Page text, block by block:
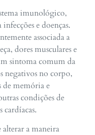
imunológico,
e doenças.
associada a
dores musculares e
sintoma comum da
negativos no corpo,
de memória e
condições de
cardíacas.
a maneira